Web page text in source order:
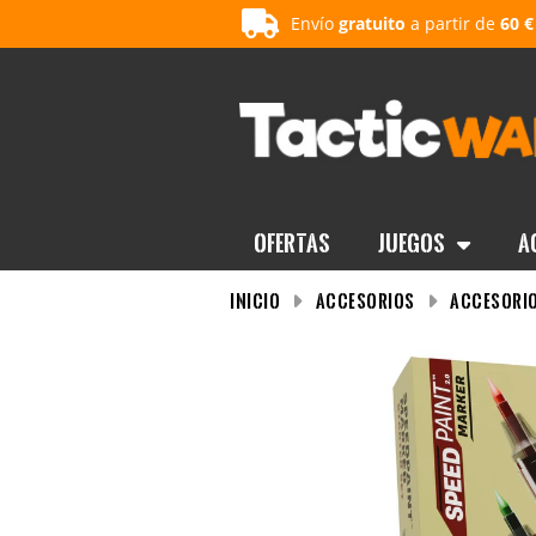
Envío gratuito a partir de 60 €
OFERTAS Juegos
INICIO Accesorios